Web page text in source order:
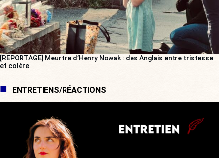
[REPORTAGE] Meurtre d’Henry Nowak : des Anglais entre tristesse
et colère
ENTRETIENS/RÉACTIONS